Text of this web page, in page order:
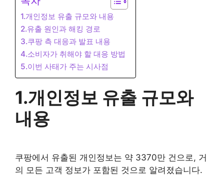
1.개인정보 유출 규모와 내용
2.유출 원인과 해킹 경로
3.쿠팡 측 대응과 발표 내용
4.소비자가 취해야 할 대응 방법
5.이번 사태가 주는 시사점
1.개인정보 유출 규모와
내용
쿠팡에서 유출된 개인정보는 약 3370만 건으로, 거
의 모든 고객 정보가 포함된 것으로 알려졌습니다.